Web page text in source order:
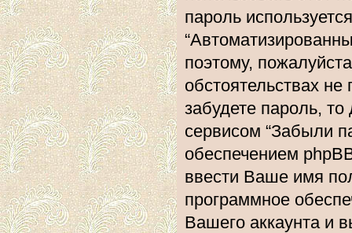
пароль
поэтому,
обстоятельствах
забудете пароль,
сервисом “Забыли
обеспечением
ввести Ваше имя
программное
Вашего аккаунта и